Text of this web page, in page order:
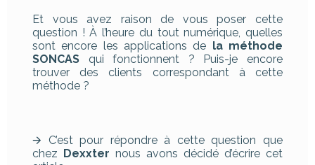
Et vous avez raison de vous poser cette
question ! À l’heure du tout numérique, quelles
sont encore les applications de la méthode
SONCAS qui fonctionnent ? Puis-je encore
trouver des clients correspondant à cette
méthode ?
🡪 C’est pour répondre à cette question que
chez
Dexxter nous avons décidé d’écrire cet